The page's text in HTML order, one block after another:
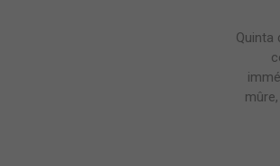
Quinta